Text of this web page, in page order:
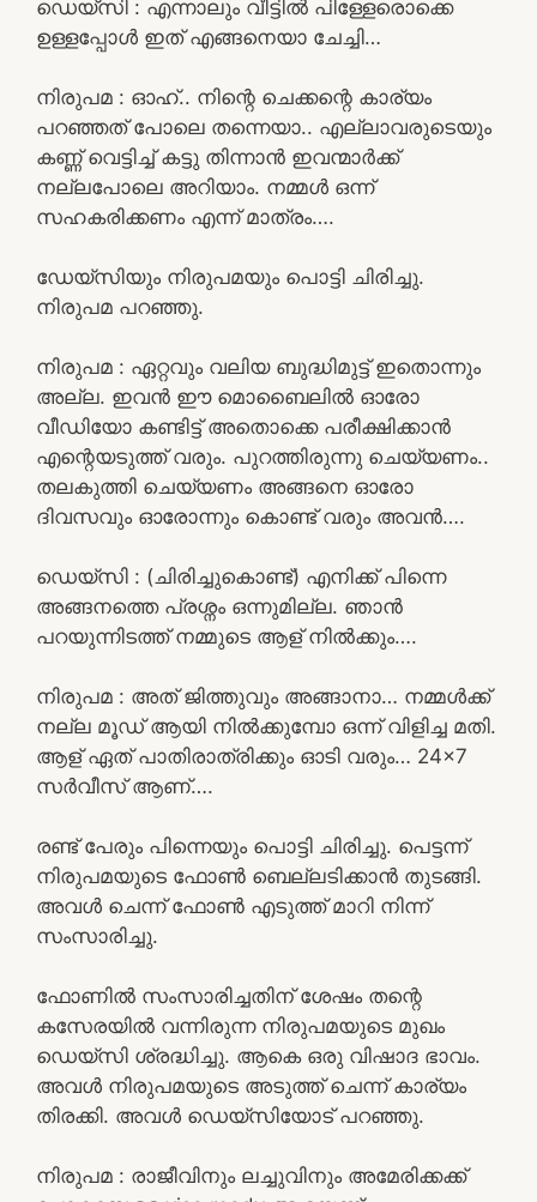
ഡെയ്‌സി : എന്നാലും വീട്ടിൽ പിള്ളേരൊക്കെ
ഉള്ളപ്പോൾ ഇത് എങ്ങനെയാ ചേച്ചി…
നിരുപമ : ഓഹ്.. നിന്റെ ചെക്കന്റെ കാര്യം
പറഞ്ഞത് പോലെ തന്നെയാ.. എല്ലാവരുടെയും
കണ്ണ് വെട്ടിച്ച് കട്ടു തിന്നാൻ ഇവന്മാർക്ക്
നല്ലപോലെ അറിയാം. നമ്മൾ ഒന്ന്
സഹകരിക്കണം എന്ന് മാത്രം….
ഡേയ്‌സിയും നിരുപമയും പൊട്ടി ചിരിച്ചു.
നിരുപമ പറഞ്ഞു.
നിരുപമ : ഏറ്റവും വലിയ ബുദ്ധിമുട്ട് ഇതൊന്നും
അല്ല. ഇവൻ ഈ മൊബൈലിൽ ഓരോ
വീഡിയോ കണ്ടിട്ട് അതൊക്കെ പരീക്ഷിക്കാൻ
എന്റെയടുത്ത് വരും. പുറത്തിരുന്നു ചെയ്യണം..
തലകുത്തി ചെയ്യണം അങ്ങനെ ഓരോ
ദിവസവും ഓരോന്നും കൊണ്ട് വരും അവൻ….
ഡെയ്‌സി : (ചിരിച്ചുകൊണ്ട്) എനിക്ക് പിന്നെ
അങ്ങനത്തെ പ്രശ്നം ഒന്നുമില്ല. ഞാൻ
പറയുന്നിടത്ത് നമ്മുടെ ആള് നിൽക്കും….
നിരുപമ : അത് ജിത്തുവും അങ്ങാനാ… നമ്മൾക്ക്
നല്ല മൂഡ് ആയി നിൽക്കുമ്പോ ഒന്ന് വിളിച്ച മതി.
ആള് ഏത് പാതിരാത്രിക്കും ഓടി വരും… 24×7
സർവീസ് ആണ്….
രണ്ട് പേരും പിന്നെയും പൊട്ടി ചിരിച്ചു. പെട്ടന്ന്
നിരുപമയുടെ ഫോൺ ബെല്ലടിക്കാൻ തുടങ്ങി.
അവൾ ചെന്ന് ഫോൺ എടുത്ത് മാറി നിന്ന്
സംസാരിച്ചു.
ഫോണിൽ സംസാരിച്ചതിന് ശേഷം തന്റെ
കസേരയിൽ വന്നിരുന്ന നിരുപമയുടെ മുഖം
ഡെയ്‌സി ശ്രദ്ധിച്ചു. ആകെ ഒരു വിഷാദ ഭാവം.
അവൾ നിരുപമയുടെ അടുത്ത് ചെന്ന് കാര്യം
തിരക്കി. അവൾ ഡെയ്സിയോട് പറഞ്ഞു.
നിരുപമ : രാജീവിനും ലച്ചുവിനും അമേരിക്കക്ക്